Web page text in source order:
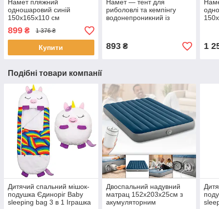
Намет пляжний
одношаровий синій
150х165х110 см
Автоматичний намет від
сонця
899 ₴ 1 376 ₴
Купити
Намет — тент для
риболовлі та кемпінгу
водонепроникний із
893₴ 1
Подібні товари компанії
Дитячий спальний мішок-
подушка Єдиноріг Baby
sleeping bag 3 в 1 Іграшка
Двоспальний надувний
матрац 152х203х25см з
акумуляторним